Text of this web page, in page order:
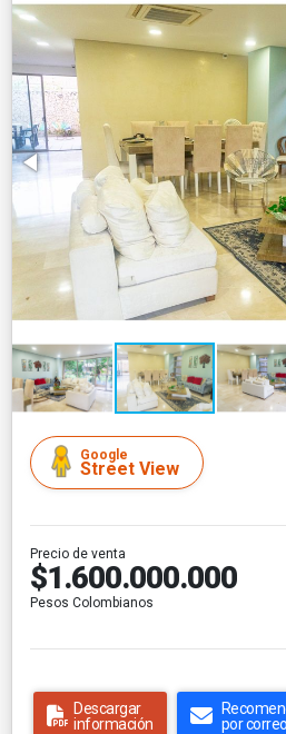
Google
Street View
Precio de venta
$1.600.000.000
Pesos Colombianos
Descargar
información
por